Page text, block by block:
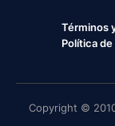
Términos
Política
Copyright ©